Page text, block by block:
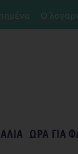
Ο
ΏΡΑ ΓΙΑ